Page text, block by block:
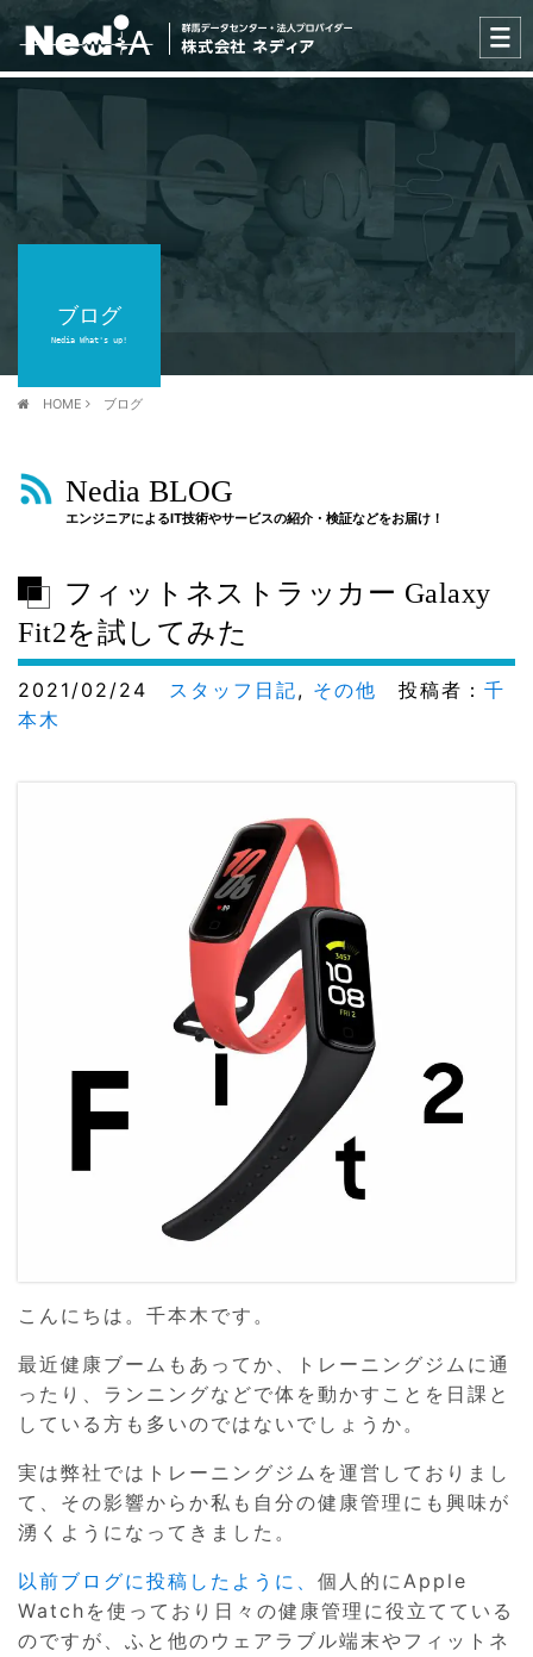
ブログ
Nedia What's up!
HOME ブログ
Nedia BLOG
エンジニアによるIT技術やサービスの紹介・検証などをお届け！
フィットネストラッカー Galaxy
Fit2を試してみた
2021/02/24 スタッフ日記, その他 投稿者： 千
本木
こんにちは。千本木です。
最近健康ブームもあってか、トレーニングジムに通
ったり、ランニングなどで体を動かすことを日課と
している方も多いのではないでしょうか。
実は弊社ではトレーニングジムを運営しておりまし
て、その影響からか私も自分の健康管理にも興味が
湧くようになってきました。
以前ブログに投稿したように、 個人的にApple
Watchを使っており日々の健康管理に役立てている
のですが、ふと他のウェアラブル端末やフィットネ